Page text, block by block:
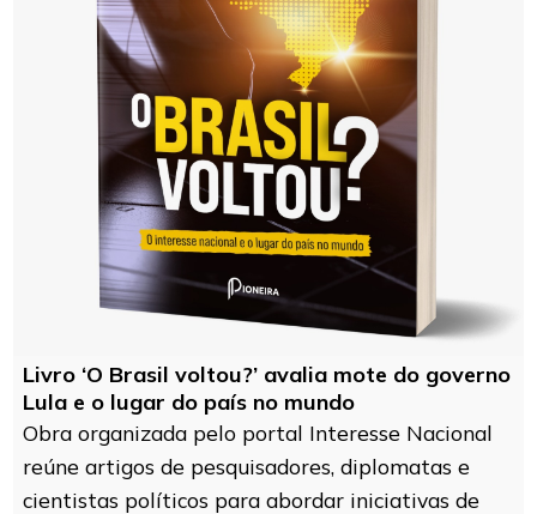
Livro ‘O Brasil voltou?’ avalia mote do governo
Lula e o lugar do país no mundo
Obra organizada pelo portal Interesse Nacional
reúne artigos de pesquisadores, diplomatas e
cientistas políticos para abordar iniciativas de